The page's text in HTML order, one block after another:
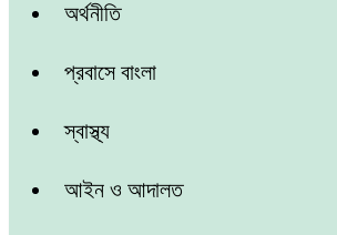
অর্থনীতি
প্রবাসে বাংলা
স্বাস্থ্য
আইন ও আদালত